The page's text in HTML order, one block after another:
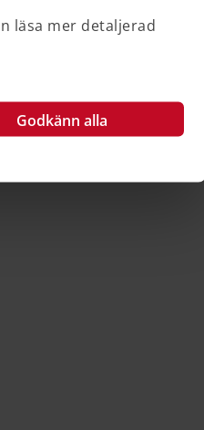
läsa mer detaljerad
Godkänn alla